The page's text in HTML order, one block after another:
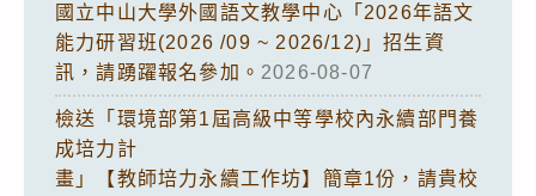
國立中山大學外國語文教學中心「2026年語文
能力研習班(2026 /09 ~ 2026/12)」招生資
訊，請踴躍報名參加。 2026-08-07
檢送「環境部第1屆高級中等學校內永續部門養
成培力計
畫」【教師培力永續工作坊】簡章1份，請貴校